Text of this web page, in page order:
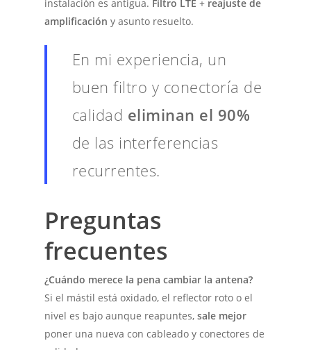
instalación es antigua. Filtro LTE + reajuste de
amplificación y asunto resuelto.
En mi experiencia, un
buen filtro y conectoría de
calidad eliminan el 90%
de las interferencias
recurrentes.
Preguntas
frecuentes
¿Cuándo merece la pena cambiar la antena?
Si el mástil está oxidado, el reflector roto o el
nivel es bajo aunque reapuntes,sale mejor
poner una nueva con cableado y conectores de